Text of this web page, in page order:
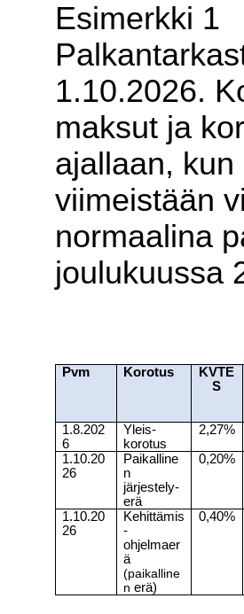
Esimerkki 1
1.10.2026.
maksut ja
ajallaan,
viimeistään
normaalina
joulukuussa
Pvm Korotus
KVTE
S
1.8.202
6
Yleis-
korotus
2,27%
1.10.20
26
Paikalline
n
järjestely-
erä
0,20%
1.10.20
26
Kehittämis
-
ohjelmaer
ä
(paikalline
n erä)
0,40%